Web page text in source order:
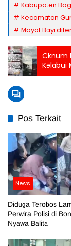
Kabupaten
Kecamatan
Mayat Bayi
Oknum
Kelabui
Pos Terkait
News
Diduga Terobos
Perwira Polisi di
Nyawa Balita